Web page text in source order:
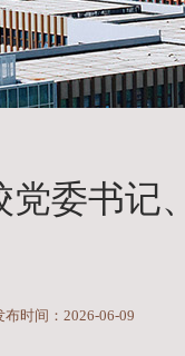
委书记
布时间：2026-06-09